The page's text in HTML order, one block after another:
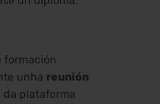
formación
unha reunión
da plataforma